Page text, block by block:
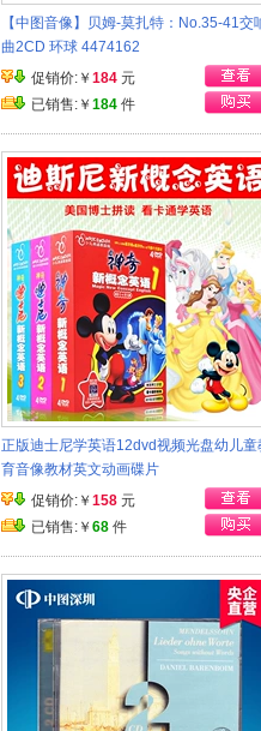
【中图音像】贝姆-莫扎特：No.35-41交
曲2CD 环球 4474162
促销价:￥ 184 元
已销售:￥ 184 件
正版迪士尼学英语12dvd视频光盘幼儿童
育音像教材英文动画碟片
促销价:￥ 158 元
已销售:￥ 68 件